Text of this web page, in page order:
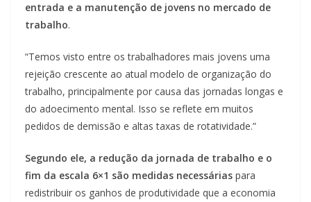
entrada e a manutenção de jovens no mercado de
trabalho.
“Temos visto entre os trabalhadores mais jovens uma
rejeição crescente ao atual modelo de organização do
trabalho, principalmente por causa das jornadas longas e
do adoecimento mental. Isso se reflete em muitos
pedidos de demissão e altas taxas de rotatividade.”
Segundo ele, a redução da jornada de trabalho e o
fim da escala 6×1 são medidas necessárias para
redistribuir os ganhos de produtividade que a economia